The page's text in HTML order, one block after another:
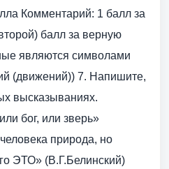
Комментарий: 1 балл за
балл за верную
являются символами
(движений)) 7. Напишите,
высказываниях.
бог, или зверь»
природа, но
ЭТО» (В.Г.Белинский)